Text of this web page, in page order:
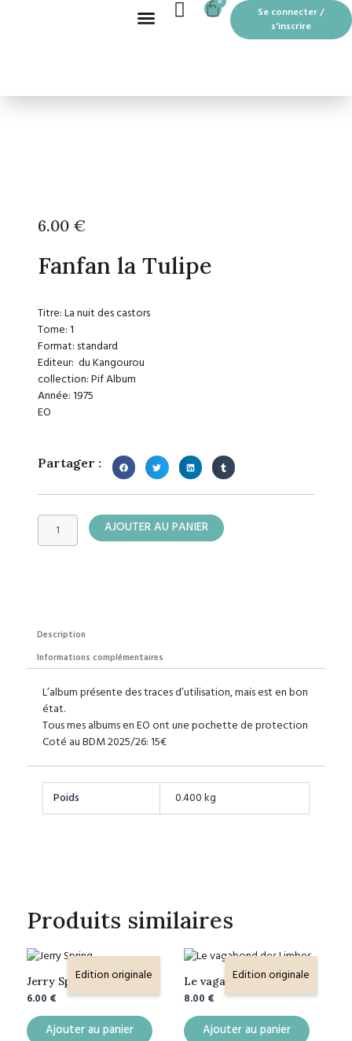
CART
Se connecter /
s'inscrire
6.00 €
Fanfan la Tulipe
Titre: La nuit des castors
Tome: 1
Format: standard
Editeur: du Kangourou
collection: Pif Album
Année: 1975
EO
Partager :
quantité
AJOUTER AU PANIER
Description
Informations complémentaires
L’album présente des traces d’utilisation, mais est en bon
état.
Tous mes albums en EO ont une pochette de protection
Coté au BDM 2025/26: 15€
Poids 0.400 kg
Produits similaires
Edition originale
Jerry Spring
6.00 €
Ajouter au panier
Edition originale
Le vagabond des Limbes
8.00 €
Ajouter au panier